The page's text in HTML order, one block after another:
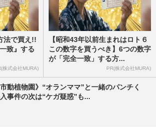
法で買え!!
致』する
株式会社MURA)
【昭和43年以前生まれはロト６
この数字を買うべき】6つの数字
が「完全一致」する方...
PR(株式会社MURA)
市動植物園》“オランママ”と一緒のパンチく
事件の次は“ケガ疑惑”も...